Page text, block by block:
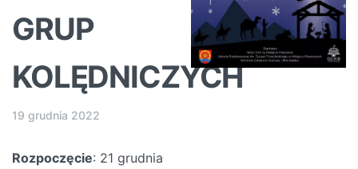
GRUP
KOLĘDNICZYCH
19 grudnia 2022
Rozpoczęcie: 21 grudnia